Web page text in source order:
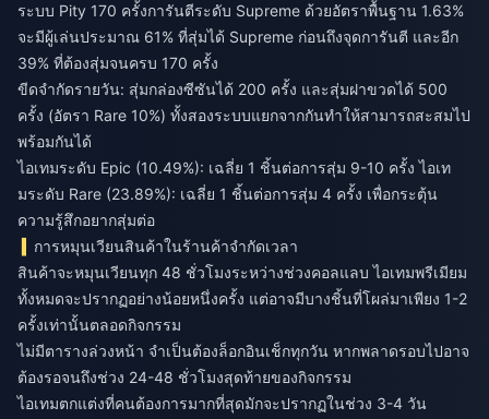
ระบบ Pity 170 ครั้งการันตีระดับ Supreme ด้วยอัตราพื้นฐาน 1.63%
จะมีผู้เล่นประมาณ 61% ที่สุ่มได้ Supreme ก่อนถึงจุดการันตี และอีก
39% ที่ต้องสุ่มจนครบ 170 ครั้ง
ขีดจำกัดรายวัน: สุ่มกล่องซีซันได้ 200 ครั้ง และสุ่มฝาขวดได้ 500
ครั้ง (อัตรา Rare 10%) ทั้งสองระบบแยกจากกันทำให้สามารถสะสมไป
พร้อมกันได้
ไอเทมระดับ Epic (10.49%): เฉลี่ย 1 ชิ้นต่อการสุ่ม 9-10 ครั้ง ไอเท
มระดับ Rare (23.89%): เฉลี่ย 1 ชิ้นต่อการสุ่ม 4 ครั้ง เพื่อกระตุ้น
ความรู้สึกอยากสุ่มต่อ
การหมุนเวียนสินค้าในร้านค้าจำกัดเวลา
สินค้าจะหมุนเวียนทุก 48 ชั่วโมงระหว่างช่วงคอลแลบ ไอเทมพรีเมียม
ทั้งหมดจะปรากฏอย่างน้อยหนึ่งครั้ง แต่อาจมีบางชิ้นที่โผล่มาเพียง 1-2
ครั้งเท่านั้นตลอดกิจกรรม
ไม่มีตารางล่วงหน้า จำเป็นต้องล็อกอินเช็กทุกวัน หากพลาดรอบไปอาจ
ต้องรอจนถึงช่วง 24-48 ชั่วโมงสุดท้ายของกิจกรรม
ไอเทมตกแต่งที่คนต้องการมากที่สุดมักจะปรากฏในช่วง 3-4 วัน